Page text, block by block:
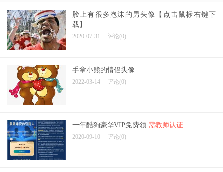
脸上有很多泡沫的男头像【点击鼠标右键下
载】
2020-07-31 评论(0)
手拿小熊的情侣头像
2022-03-14 评论(0)
一年酷狗豪华VIP免费领 需教师认证
2020-09-10 评论(0)